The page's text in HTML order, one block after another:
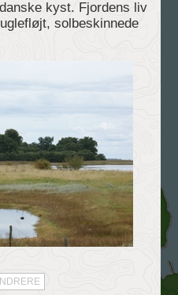
kyst. Fjordens liv
solbeskinnede